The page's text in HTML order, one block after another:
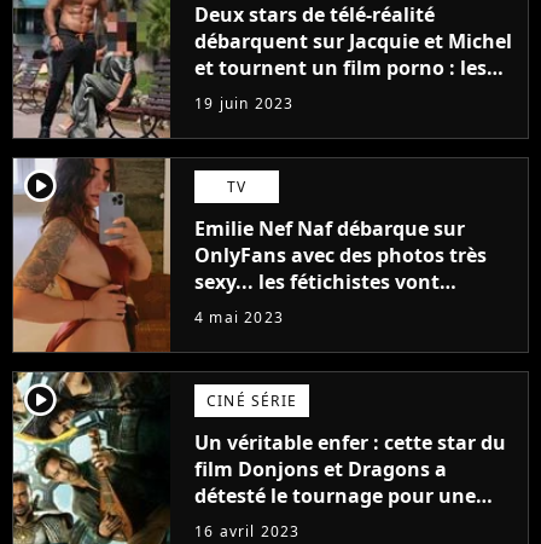
Deux stars de télé-réalité
débarquent sur Jacquie et Michel
et tournent un film porno : les
premières images du tournage
(exclu)
19 juin 2023
player2 TV
Emilie Nef Naf débarque sur
OnlyFans avec des photos très
sexy... les fétichistes vont
prendre leur pied !
4 mai 2023
player2 CINÉ SÉRIE
Un véritable enfer : cette star du
film Donjons et Dragons a
détesté le tournage pour une
raison très spéciale
16 avril 2023